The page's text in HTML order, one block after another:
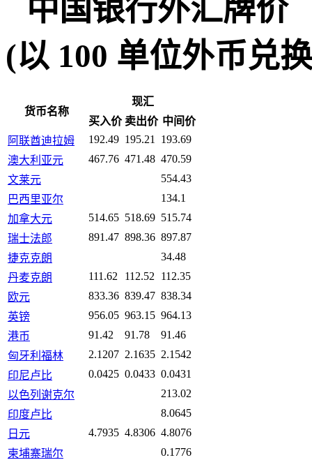
中国银行外汇牌价
(以 100 单位外币兑
货币名称
现汇
买入价 卖出价 中间价
阿联酋迪拉姆
192.49 195.21
193.69
澳大利亚元
467.76 471.48 470.59
文莱元
554.43
巴西里亚尔
134.1
加拿大元
514.65 518.69 515.74
瑞士法郎
891.47 898.36 897.87
捷克克朗
34.48
丹麦克朗
111.62 112.52
112.35
欧元
833.36 839.47 838.34
英镑
956.05 963.15 964.13
港币
91.42 91.78
91.46
匈牙利福林
2.1207 2.1635 2.1542
印尼卢比
0.0425 0.0433 0.0431
以色列谢克尔
213.02
印度卢比
8.0645
日元
4.7935 4.8306 4.8076
柬埔寨瑞尔
0.1776